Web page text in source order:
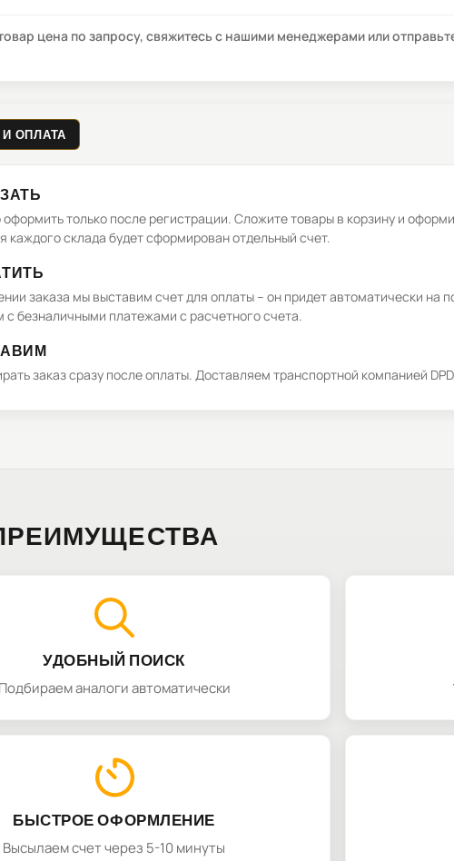
цена по запросу, свяжитесь с нашими менеджерами или
ОПЛАТА
только после регистрации. Сложите товары в корзину и
каждого склада будет сформирован отдельный счет.
заказа мы выставим счет для оплаты – он придет автоматически на
безналичными платежами с расчетного счета.
заказ сразу после оплаты. Доставляем транспортной компанией
УДОБНЫЙ ПОИСК
Подбираем аналоги автоматически
БЫСТРОЕ ОФОРМЛЕНИЕ
Высылаем счет через 5-10 минуты